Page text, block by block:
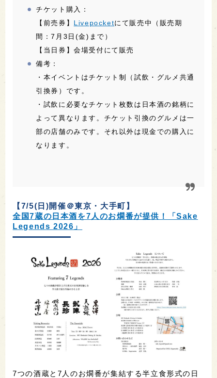
チケット購入：
【前売券】 Livepocketにて販売中（販売期
間：7月3日(金)まで）
【当日券】会場受付にて販売
備考：
・本イベントはチケット制（試飲・グルメ共通
引換券）です。
・試飲に必要なチケット枚数は日本酒の銘柄に
よって異なります。チケット引換のグルメは一
部の店舗のみです。それ以外は現金での購入に
なります。
【7/5(日)開催＠東京・大手町】
全国7蔵の日本酒を7人のお燗番が提供！「Sake
Legends 2026」
7つの酒蔵と7人のお燗番が集結する半立食形式の日